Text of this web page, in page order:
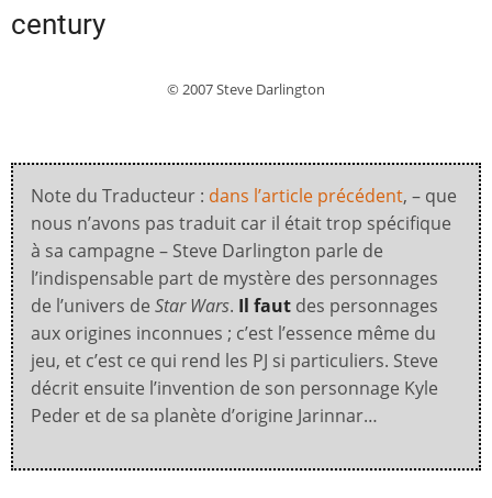
century
© 2007 Steve Darlington
Note du Traducteur : dans l’article précédent, – que
nous n’avons pas traduit car il était trop spécifique
à sa campagne – Steve Darlington parle de
l’indispensable part de mystère des personnages
de l’univers de Star Wars. Il faut des personnages
aux origines inconnues ; c’est l’essence même du
jeu, et c’est ce qui rend les PJ si particuliers. Steve
décrit ensuite l’invention de son personnage Kyle
Peder et de sa planète d’origine Jarinnar…